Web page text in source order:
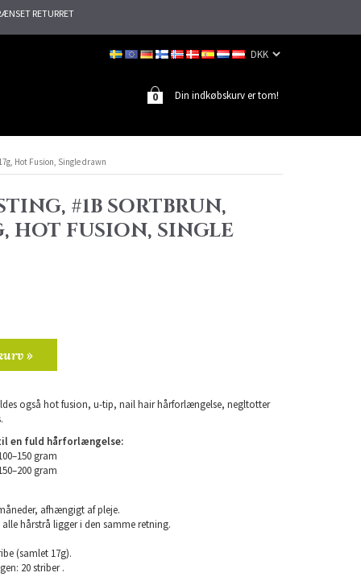
RETURRET
Din indkøbskurv er tom!
0
Hot Fusion, Single drawn
#1B SORTBRUN,
HOT FUSION, SINGLE
»
også hot fusion, u-tip, nail hair hårforlængelse, negltotter
en fuld hårforlængelse:
gram
gram
afhængigt af pleje.
hårstrå ligger i den samme retning.
(samlet 17g).
20 striber .